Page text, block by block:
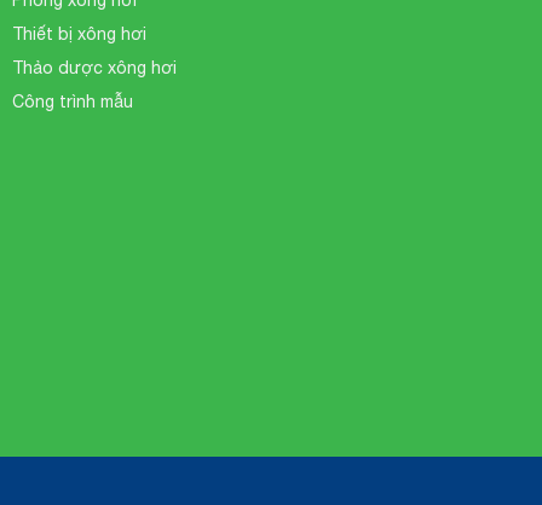
Thiết bị xông hơi
Thảo dược xông hơi
Công trình mẫu